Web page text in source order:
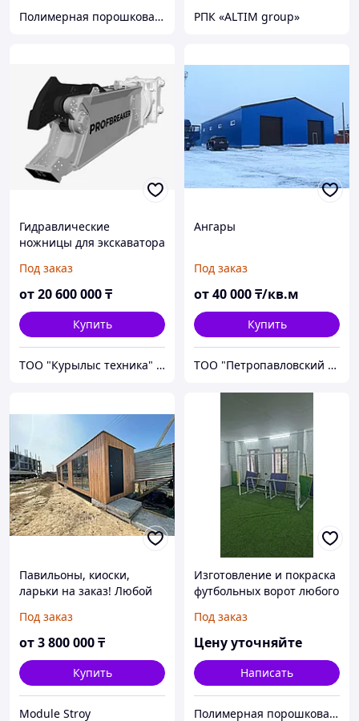
Полимерная порошковая покраска Алматы. Красим металл 12 метров. Алматыдағы полимерлі ұнтақ бояу. РПК «ALTIM group»
Гидравлические
ножницы для экскаватора
Под заказ
от20 600 000₸
Купить
ТОО "Курылыс техника" Алматы
Ангары
Под заказ
от40 000₸/кв.м
Купить
ТОО "Петропавловский завод металлоконструкций"
Павильоны, киоски,
ларьки на заказ! Любой
Под заказ
от3 800 000₸
Купить
Module Stroy
Изготовление и покраска
футбольных ворот любого
Под заказ
Цену уточняйте
Написать
Полимерная порошковая покраска Алматы. Красим металл 12 метров. Алматыдағы полимерлі ұнтақ бояу.